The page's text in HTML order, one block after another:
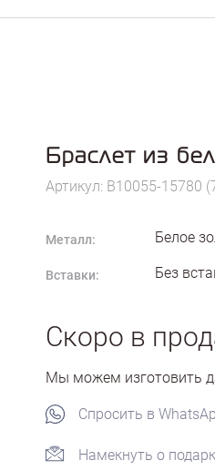
Браслет из
Артикул: B10055-15780
Металл: Белое
Вставки: Без
Скоро в
Мы можем изготовить
Спросить в
Намекнуть о